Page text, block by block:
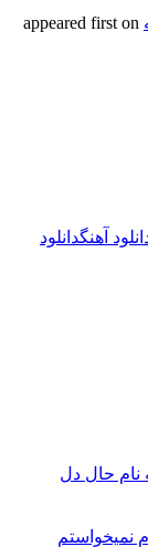
آهنگدانلود
نام حال دل
نمیخواستم